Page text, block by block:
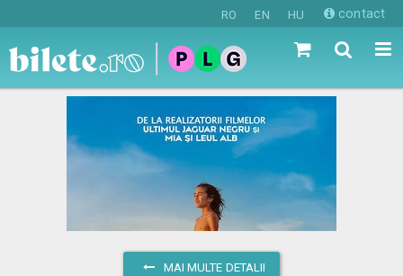
RO EN HU contact
MAI MULTE DETALII